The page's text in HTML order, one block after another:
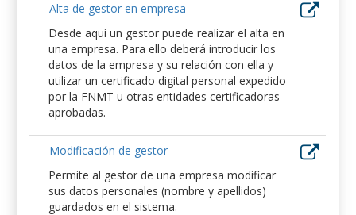
Alta de gestor en empresa
Desde aquí un gestor puede realizar el alta en
una empresa. Para ello deberá introducir los
datos de la empresa y su relación con ella y
utilizar un certificado digital personal expedido
por la FNMT u otras entidades certificadoras
aprobadas.
Modificación de gestor
Permite al gestor de una empresa modificar
sus datos personales (nombre y apellidos)
guardados en el sistema.